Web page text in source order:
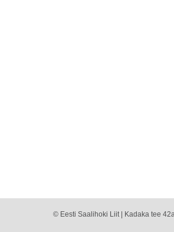
© Eesti Saalihoki Liit | Kadaka tee